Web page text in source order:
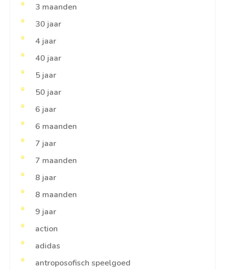
3 maanden
30 jaar
4 jaar
40 jaar
5 jaar
50 jaar
6 jaar
6 maanden
7 jaar
7 maanden
8 jaar
8 maanden
9 jaar
action
adidas
antroposofisch speelgoed